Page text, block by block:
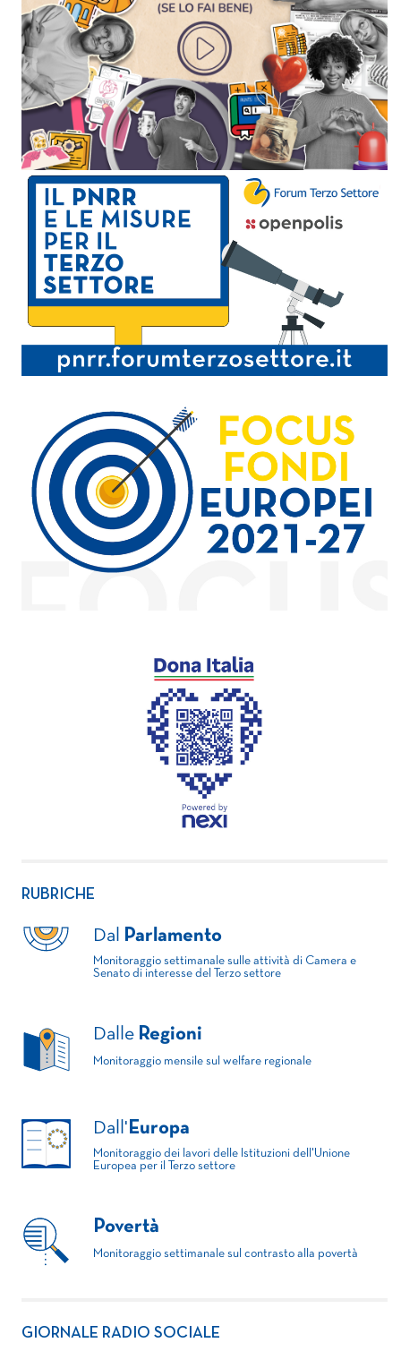
RUBRICHE
Dal Parlamento
Monitoraggio settimanale sulle attività di Camera e
Senato di interesse del Terzo settore
Dalle Regioni
Monitoraggio mensile sul welfare regionale
Dall' Europa
Monitoraggio dei lavori delle Istituzioni dell'Unione
Europea per il Terzo settore
Povertà
Monitoraggio settimanale sul contrasto alla povertà
GIORNALE RADIO SOCIALE